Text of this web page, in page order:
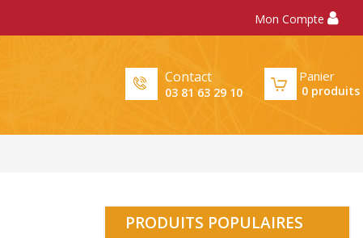
Mon Compte
Panier
0 produits
Contact
03 81 63 29 10
PRODUITS POPULAIRES